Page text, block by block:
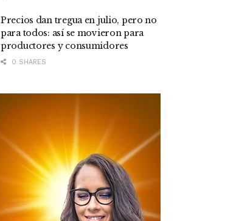
Precios dan tregua en julio, pero no
para todos: así se movieron para
productores y consumidores
0 SHARES